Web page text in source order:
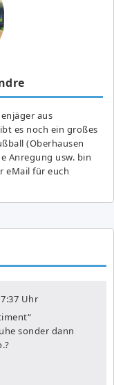
aus
es noch ein großes
(Oberhausen
Anregung usw. bin
eMail für euch
Uhr
sonder dann